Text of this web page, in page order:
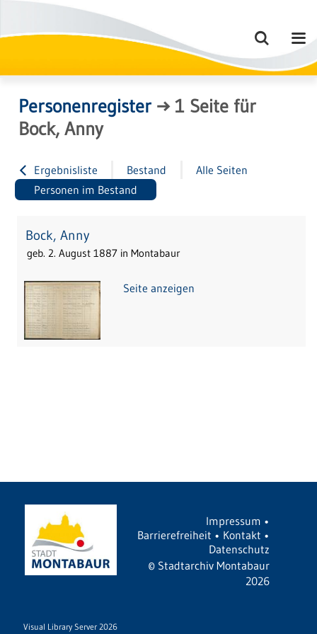
Personenregister→1 Seite für
Bock, Anny
Ergebnisliste Bestand
Alle Seiten
Personen im Bestand
Bock, Anny
geb. 2. August 1887 in Montabaur
Seite anzeigen
Impressum •
Barrierefreiheit • Kontakt •
Datenschutz
© Stadtarchiv Montabaur
2026
Visual Library Server 2026